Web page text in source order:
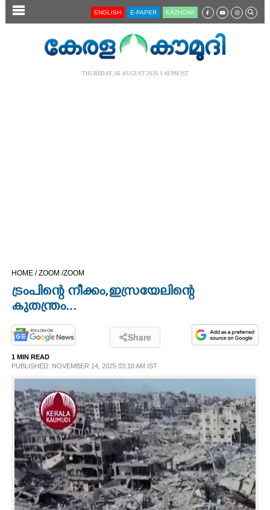
SECTIONS
OPINION
SPIRITUAL
INFO+
ART
ENGLISH E-PAPER KĀZHCHA
THURSDAY, 06 AUGUST 2026 1.48 PM IST
HOME /ZOOM /ZOOM
ട്രംപിന്റെ നീക്കം,​ഇസ്രയേലിന്റെ
കുതന്ത്രം...
Share
1 MIN READ
PUBLISHED: NOVEMBER 14, 2025 03:10 AM IST